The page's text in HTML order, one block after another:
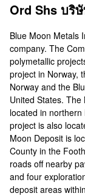
Ord Shs บริ
Blue Moon Metals
company. The
polymetallic
project in Norway,
Norway and the
United States.
located in
project is also
Moon Deposit is
County in the
roads off nearby
and four
deposit areas